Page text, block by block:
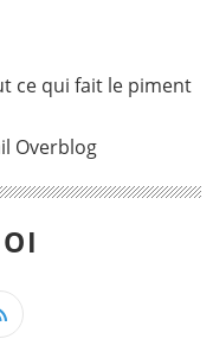
ce qui fait le piment
Overblog